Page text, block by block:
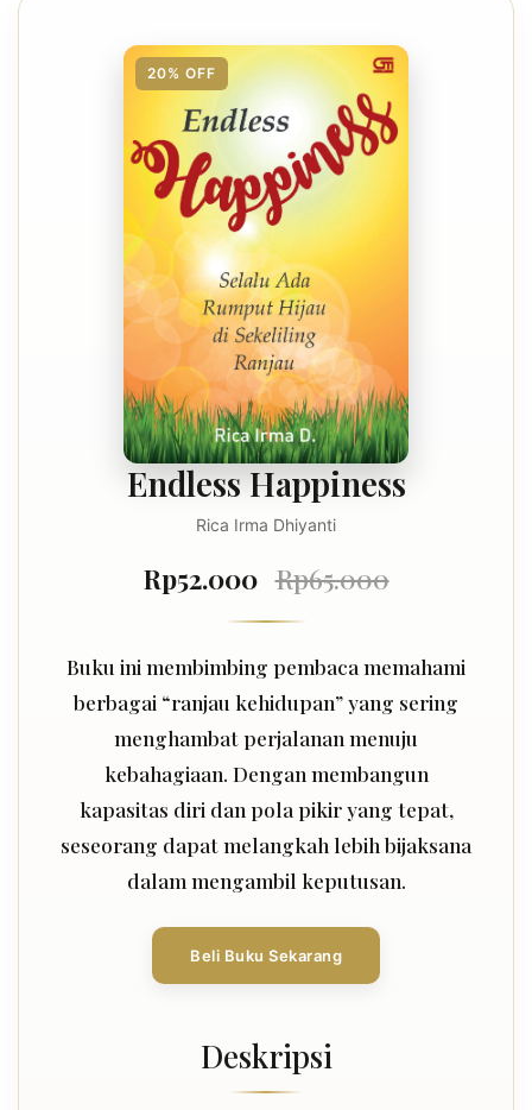
20% OFF
Endless Happiness
Rica Irma Dhiyanti
Rp52.000 Rp65.000
Buku ini membimbing pembaca memahami
berbagai “ranjau kehidupan” yang sering
menghambat perjalanan menuju
kebahagiaan. Dengan membangun
kapasitas diri dan pola pikir yang tepat,
seseorang dapat melangkah lebih bijaksana
dalam mengambil keputusan.
Beli Buku Sekarang
Deskripsi